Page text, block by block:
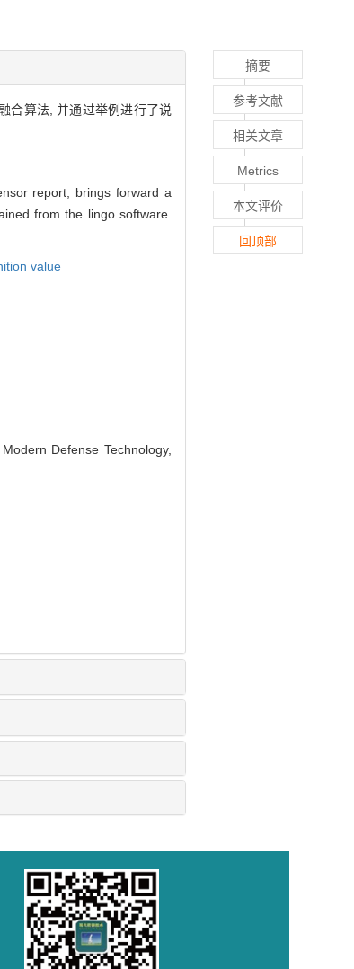
合算法, 并通过举例进行了说
report, brings forward a
from the lingo software.
value
Defense Technology,
摘要
参考文献
相关文章
Metrics
本文评价
回顶部